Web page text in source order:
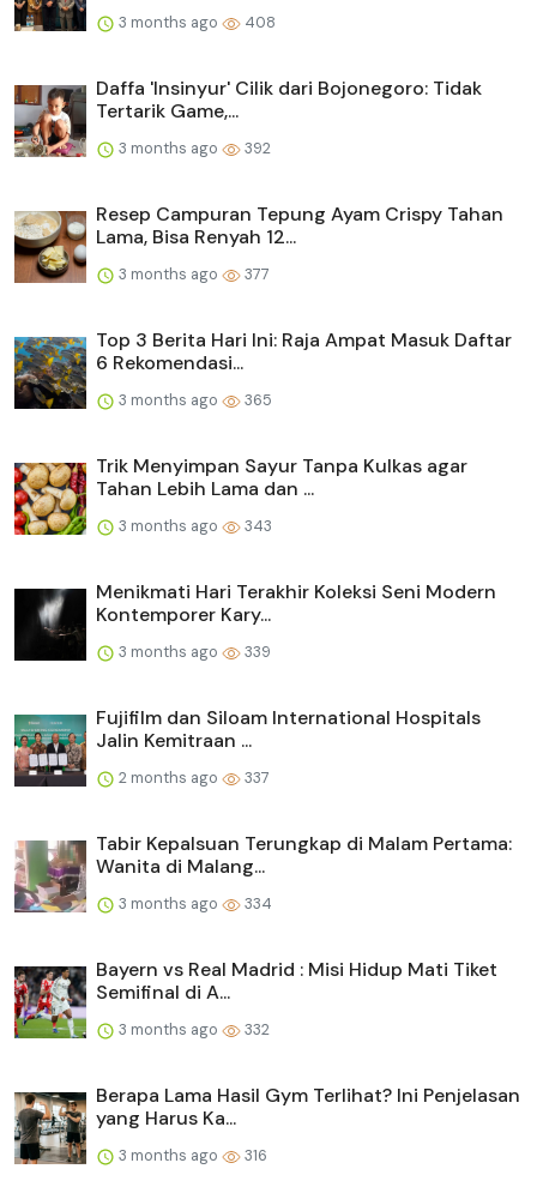
3 months ago 408
Daffa 'Insinyur' Cilik dari Bojonegoro: Tidak
Tertarik Game,...
3 months ago 392
Resep Campuran Tepung Ayam Crispy Tahan
Lama, Bisa Renyah 12...
3 months ago 377
Top 3 Berita Hari Ini: Raja Ampat Masuk Daftar
6 Rekomendasi...
3 months ago 365
Trik Menyimpan Sayur Tanpa Kulkas agar
Tahan Lebih Lama dan ...
3 months ago 343
Menikmati Hari Terakhir Koleksi Seni Modern
Kontemporer Kary...
3 months ago 339
Fujifilm dan Siloam International Hospitals
Jalin Kemitraan ...
2 months ago 337
Tabir Kepalsuan Terungkap di Malam Pertama:
Wanita di Malang...
3 months ago 334
Bayern vs Real Madrid : Misi Hidup Mati Tiket
Semifinal di A...
3 months ago 332
Berapa Lama Hasil Gym Terlihat? Ini Penjelasan
yang Harus Ka...
3 months ago 316